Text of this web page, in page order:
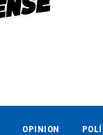
OPINION